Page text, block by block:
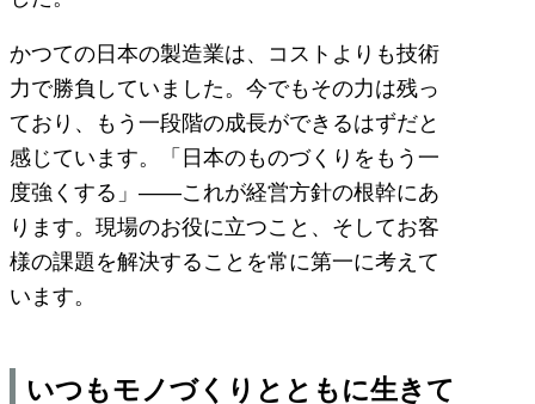
かつての日本の製造業は、コストよりも技術
力で勝負していました。今でもその力は残っ
ており、もう一段階の成長ができるはずだと
感じています。「日本のものづくりをもう一
度強くする」——これが経営方針の根幹にあ
ります。現場のお役に立つこと、そしてお客
様の課題を解決することを常に第一に考えて
います。
いつもモノづくりとともに生きて